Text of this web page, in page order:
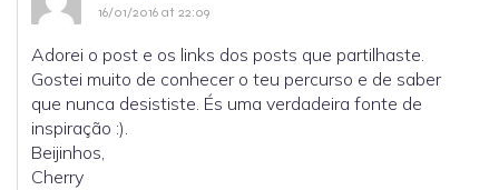
16/01/2016 at 22:09
Adorei o post e os links dos posts que partilhaste.
Gostei muito de conhecer o teu percurso e de saber
que nunca desististe. És uma verdadeira fonte de
inspiração :).
Beijinhos,
Cherry